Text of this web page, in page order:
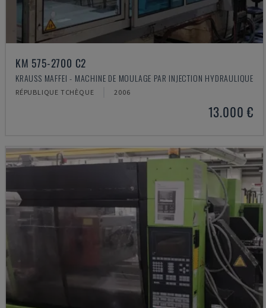
KM 575-2700 C2
KRAUSS MAFFEI - MACHINE DE MOULAGE PAR INJECTION HYDRAULIQUE
RÉPUBLIQUE TCHÈQUE 2006
13.000 €